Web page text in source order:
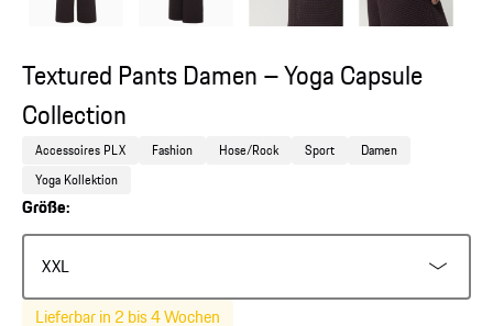
Textured Pants Damen – Yoga Capsule
Collection
Accessoires PLX Fashion Hose/Rock Sport
Damen
Yoga Kollektion
Größe:
XXL
Lieferbar in 2 bis 4 Wochen